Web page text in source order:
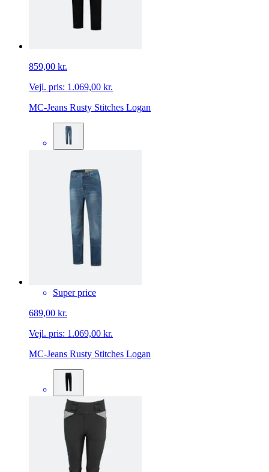
859,00 kr.
Vejl. pris: 1.069,00 kr.
MC-Jeans Rusty Stitches Logan
Super price
689,00 kr.
Vejl. pris: 1.069,00 kr.
MC-Jeans Rusty Stitches Logan